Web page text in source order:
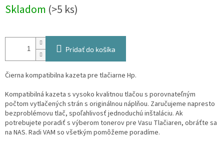
cena:
Skladom (>5 ks)
Pridať do košíka
Čierna kompatibilna kazeta pre tlačiarne Hp.
Kompatibilná kazeta s vysoko kvalitnou tlačou s porovnateľným
počtom vytlačených strán s originálnou náplňou. Zaručujeme napresto
bezproblémovu tlač, spoľahlivosť jednoduchú inštaláciu. Ak
potrebujete poradiť s výberom tonerov pre Vasu Tlačiaren, obráťte sa
na NAS. Radi VAM so všetkým pomôžeme poradíme.